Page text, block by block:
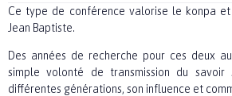
Ce type de conférence valorise le konpa
Jean Baptiste.
Des années de recherche pour ces deux
simple volonté de transmission du savoir
différentes générations, son influence et